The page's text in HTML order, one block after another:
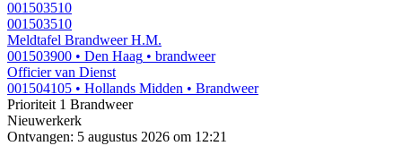
001503510
001503510
Meldtafel Brandweer H.M.
001503900 • Den Haag • brandweer
Officier van Dienst
001504105 • Hollands Midden • Brandweer
Prioriteit 1 Brandweer
Nieuwerkerk
Ontvangen: 5 augustus 2026 om 12:21